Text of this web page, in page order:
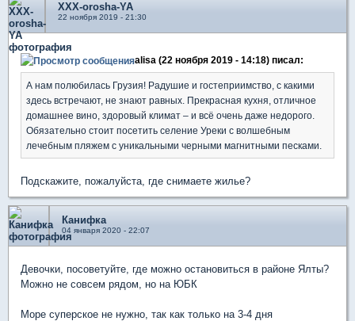
XXX-orosha-YA
22 ноября 2019 - 21:30
alisa (22 ноября 2019 - 14:18) писал:
А нам полюбилась Грузия! Радушие и гостеприимство, с какими
здесь встречают, не знают равных. Прекрасная кухня, отличное
домашнее вино, здоровый климат – и всё очень даже недорого.
Обязательно стоит посетить селение Уреки с волшебным
лечебным пляжем с уникальными черными магнитными песками.
Подскажите, пожалуйста, где снимаете жилье?
Канифка
04 января 2020 - 22:07
Девочки, посоветуйте, где можно остановиться в районе Ялты?
Можно не совсем рядом, но на ЮБК
Море суперское не нужно, так как только на 3-4 дня